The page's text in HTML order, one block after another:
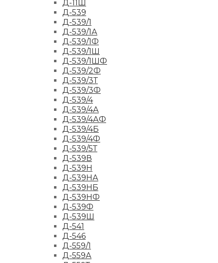
Д-11Ш
Д-539
Д-539/1
Д-539/1А
Д-539/1Ф
Д-539/1Ш
Д-539/1ШФ
Д-539/2Ф
Д-539/3Т
Д-539/3Ф
Д-539/4
Д-539/4А
Д-539/4АФ
Д-539/4Б
Д-539/4Ф
Д-539/5Т
Д-539В
Д-539Н
Д-539НА
Д-539НБ
Д-539НФ
Д-539Ф
Д-539Ш
Д-541
Д-546
Д-559/1
Д-559А